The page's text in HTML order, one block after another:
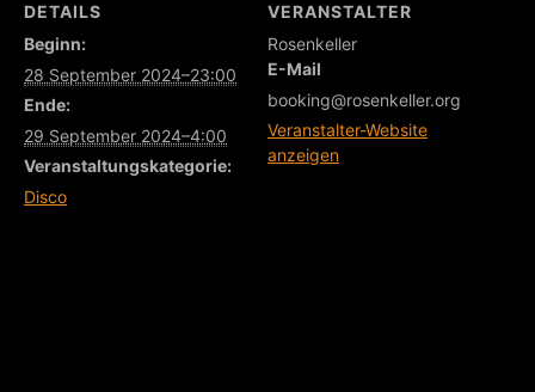
DETAILS
Beginn:
28 September 2024–23:00
Ende:
29 September 2024–4:00
Veranstaltungskategorie:
Disco
VERANSTALTER
Rosenkeller
E-Mail
booking@rosenkeller.org
Veranstalter-Website
anzeigen